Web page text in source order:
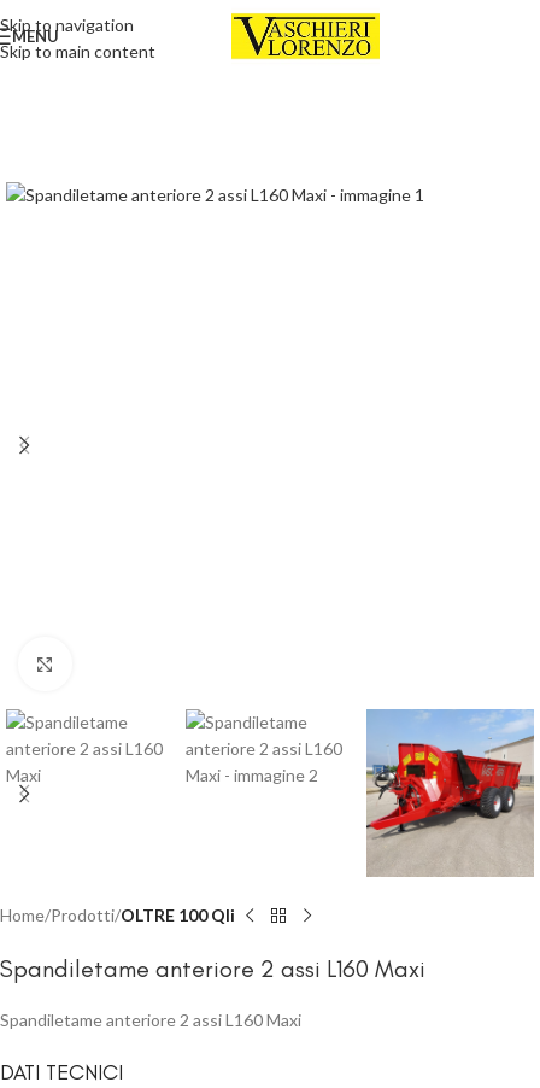
Skip to navigation
Skip to main content
MENU
Home Prodotti OLTRE 100 Qli
Spandiletame anteriore 2 assi L160 Maxi
Spandiletame anteriore 2 assi L160 Maxi
DATI TECNICI